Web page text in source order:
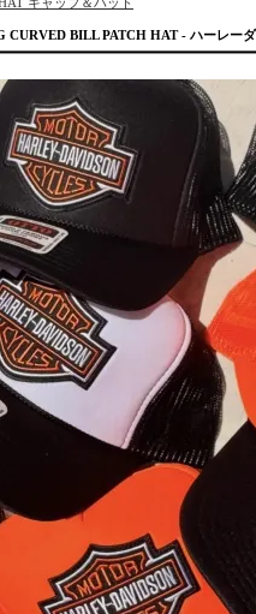
CURVED BILL PATCH HAT - ハーレー